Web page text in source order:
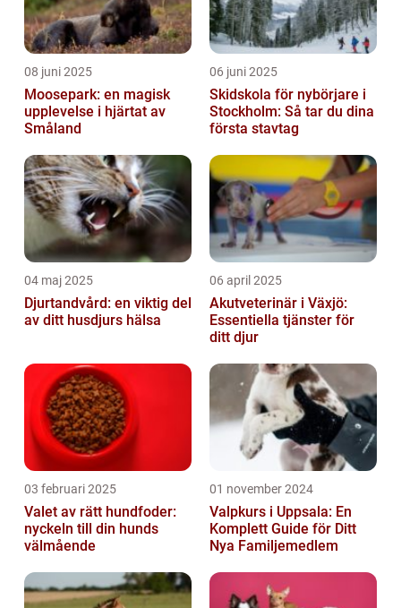
08 juni 2025
Moosepark: en magisk
upplevelse i hjärtat av
Småland
06 juni 2025
Skidskola för nybörjare i
Stockholm: Så tar du dina
första stavtag
04 maj 2025
Djurtandvård: en viktig del
av ditt husdjurs hälsa
06 april 2025
Akutveterinär i Växjö:
Essentiella tjänster för
ditt djur
03 februari 2025
Valet av rätt hundfoder:
nyckeln till din hunds
välmående
01 november 2024
Valpkurs i Uppsala: En
Komplett Guide för Ditt
Nya Familjemedlem